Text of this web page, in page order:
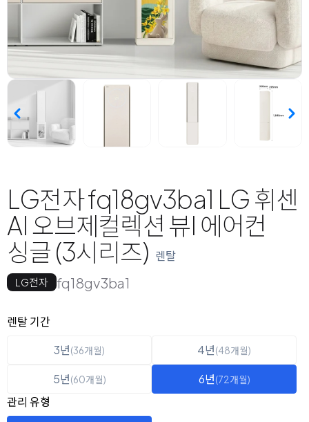
LG전자 fq18gv3ba1 LG 휘센
AI 오브제컬렉션 뷰I 에어컨
싱글 (3시리즈) 렌탈
LG전자 fq18gv3ba1
옵션 선택
렌탈 선택
렌탈 기간
3년(36개월) 4년(48개월)
5년(60개월) 6년(72개월)
관리 유형